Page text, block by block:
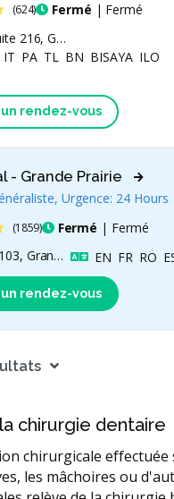
(624) Fermé | Fermé
rendez-vous
AB T8V 3Y2, Canada
Hindi
IT Italien
PAPendjabi
TL Tagalog
BN Bengali
BISAYABisaya
ILO
(1859) Fermé | Fermé
- Grande Prairie
Urgence: 24 Hours
rendez-vous
T8W 0G9, Canada EN Anglais
FR RO
chirurgie dentaire
chirurgicale effectuée
les mâchoires ou